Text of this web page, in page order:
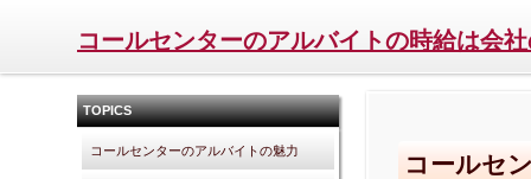
コールセンターのアルバイトの時給は会
TOPICS
コールセンターのアルバイトの魅力 コールセ